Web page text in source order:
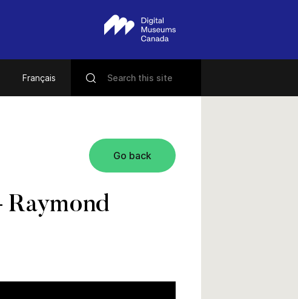
Français
Go back
Raymond